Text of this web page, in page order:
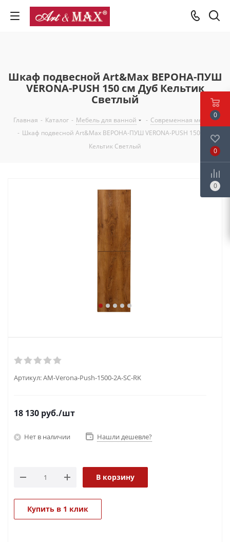
Шкаф подвесной Art&Max ВЕРОНА-ПУШ
VERONA-PUSH 150 см Дуб Кельтик
Светлый
Главная - Каталог - Мебель для ванной - Современная мебель
- Шкаф подвесной Art&Max ВЕРОНА-ПУШ VERONA-PUSH 150 см Дуб
Кельтик Светлый
Артикул:AM-Verona-Push-1500-2A-SC-RK
18 130 руб./шт
Нет в наличии Нашли дешевле?
В корзину
Купить в 1 клик
0
0
0